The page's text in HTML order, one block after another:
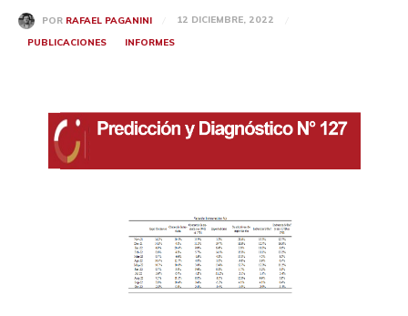
POR RAFAEL PAGANINI
12 DICIEMBRE, 2022
PUBLICACIONES
INFORMES